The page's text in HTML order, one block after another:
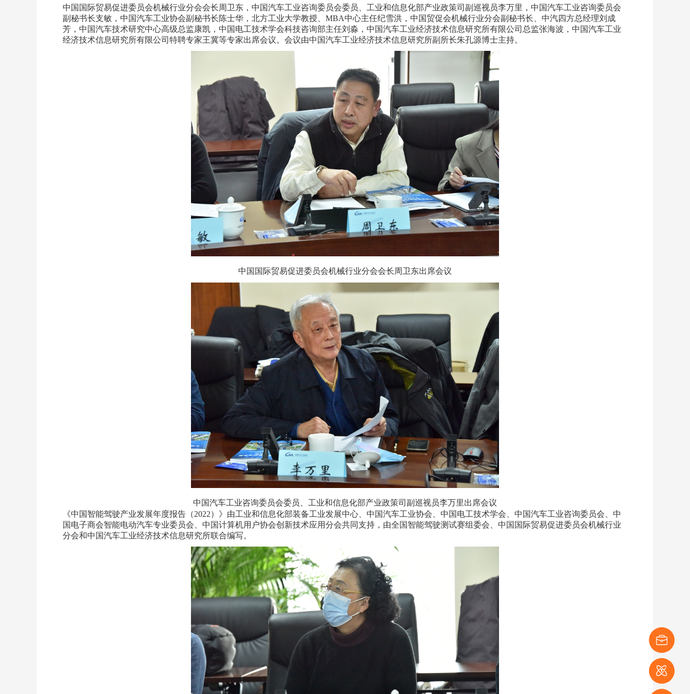
中国国际贸易促进委员会机械行业分会会长周卫东，中国汽车工业咨询委员会委员、工业和信息化部产业政策司副巡视员李万里，中国汽车工业咨询委员会
副秘书长支敏，中国汽车工业协会副秘书长陈士华，北方工业大学教授、MBA中心主任纪雪洪，中国贸促会机械行业分会副秘书长、中汽四方总经理刘成
芳，中国汽车技术研究中心高级总监康凯，中国电工技术学会科技咨询部主任刘淼，中国汽车工业经济技术信息研究所有限公司总监张海波，中国汽车工业
经济技术信息研究所有限公司特聘专家王冀等专家出席会议。会议由中国汽车工业经济技术信息研究所副所长朱孔源博士主持。
中国国际贸易促进委员会机械行业分会会长周卫东出席会议
中国汽车工业咨询委员会委员、工业和信息化部产业政策司副巡视员李万里出席会议
《中国智能驾驶产业发展年度报告（2022）》由工业和信息化部装备工业发展中心、中国汽车工业协会、中国电工技术学会、中国汽车工业咨询委员会、中
国电子商会智能电动汽车专业委员会、中国计算机用户协会创新技术应用分会共同支持，由全国智能驾驶测试赛组委会、中国国际贸易促进委员会机械行业
分会和中国汽车工业经济技术信息研究所联合编写。
展商登记